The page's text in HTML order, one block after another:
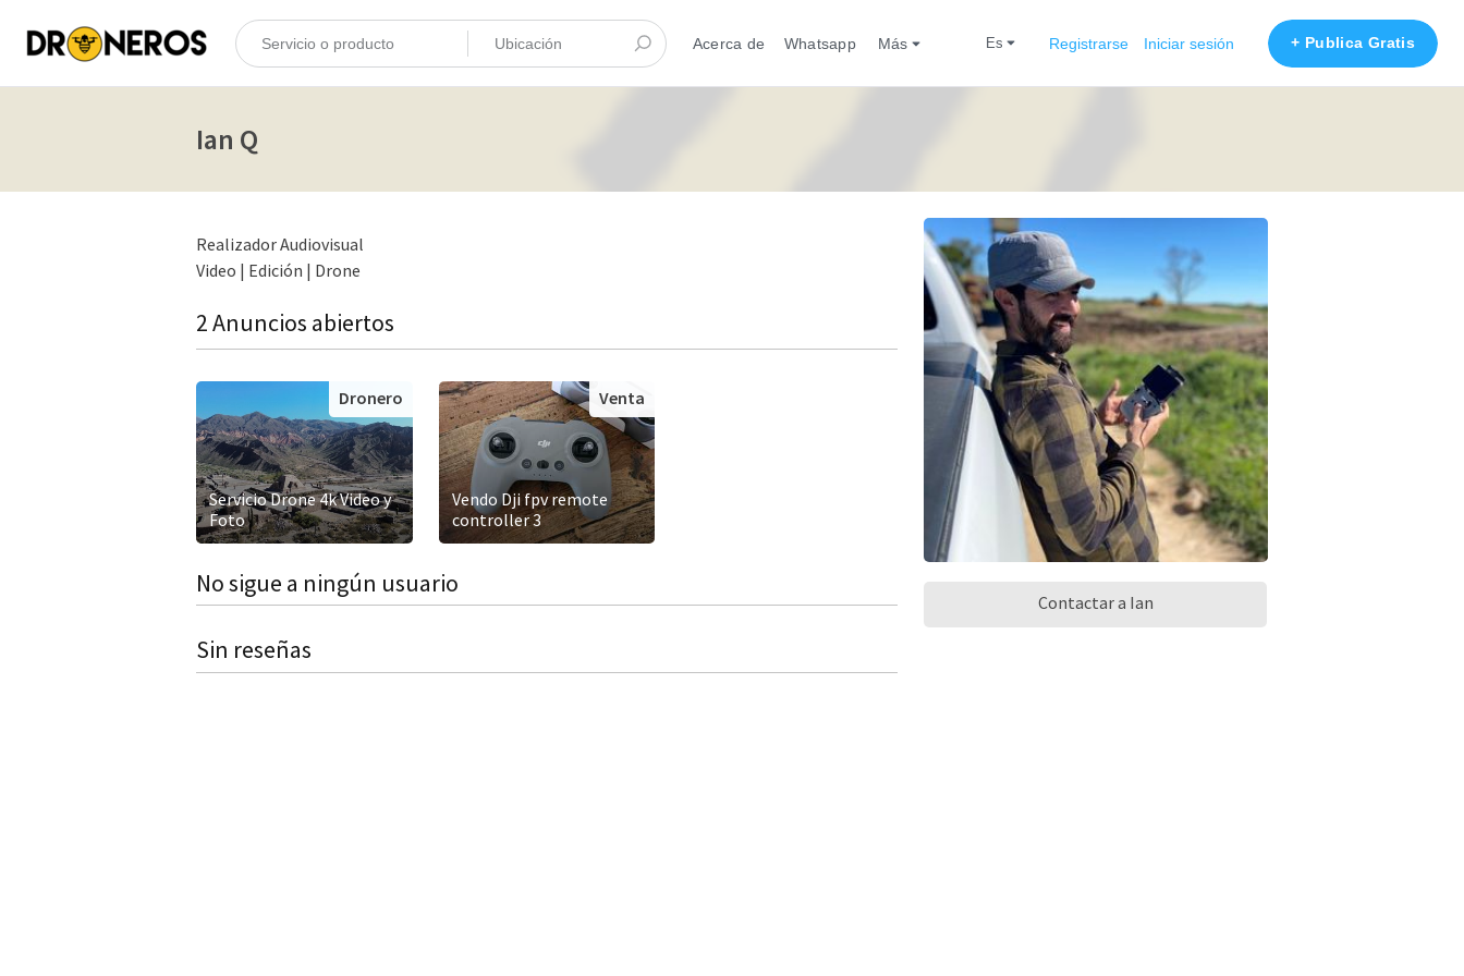
Acerca de Whatsapp Más es Registrarse Iniciar sesión + Publica Gratis
Ian Q
Realizador Audiovisual
Video | Edición | Drone
2 Anuncios abiertos
Servicio Drone 4k Video y
Foto
Dronero
Vendo Dji fpv remote
controller 3
Venta
No sigue a ningún usuario
Sin reseñas
Contactar a Ian